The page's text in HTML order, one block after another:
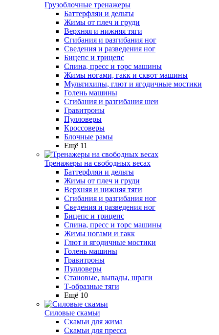
Грузоблочные тренажеры
Баттерфляи и дельты
Жимы от плеч и груди
Верхняя и нижняя тяги
Сгибания и разгибания ног
Сведения и разведения ног
Бицепс и трицепс
Спина, пресс и торс машины
Жимы ногами, гакк и сквот машины
Мультихипы, глют и ягодичные мостики
Голень машины
Сгибания и разгибания шеи
Гравитроны
Пулловеры
Кроссоверы
Блочные рамы
Ещё 11
Тренажеры на свободных весах
Баттерфляи и дельты
Жимы от плеч и груди
Верхняя и нижняя тяги
Сгибания и разгибания ног
Сведения и разведения ног
Бицепс и трицепс
Спина, пресс и торс машины
Жимы ногами и гакк
Глют и ягодичные мостики
Голень машины
Гравитроны
Пулловеры
Становые, выпады, шраги
Т-образные тяги
Ещё 10
Силовые скамьи
Скамьи для жима
Скамьи для пресса